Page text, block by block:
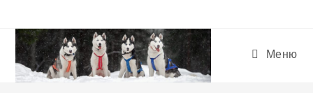
Меню